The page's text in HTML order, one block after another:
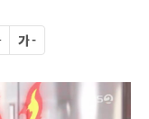
크게
글자 작게